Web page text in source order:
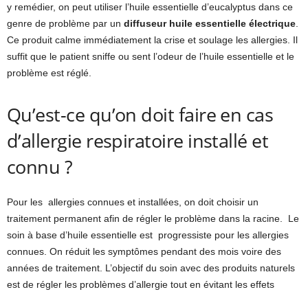
y remédier, on peut utiliser l’huile essentielle d’eucalyptus dans ce
genre de problème par un diffuseur huile essentielle électrique
Ce produit calme immédiatement la crise et soulage les allergies. Il
suffit que le patient sniffe ou sent l’odeur de l’huile essentielle et le
problème est réglé.
Qu’est-ce qu’on doit faire en cas
d’allergie respiratoire installé et
connu ?
Pour les allergies connues et installées, on doit choisir un
traitement permanent afin de régler le problème dans la racine. Le
soin à base d’huile essentielle est progressiste pour les allergies
connues. On réduit les symptômes pendant des mois voire des
années de traitement. L’objectif du soin avec des produits naturels
est de régler les problèmes d’allergie tout en évitant les effets